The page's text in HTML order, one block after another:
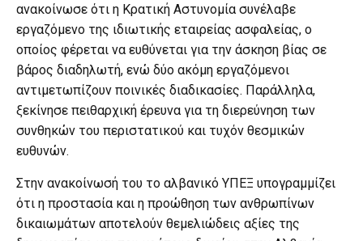
ανακοίνωσε ότι η Κρατική Αστυνομία συνέλαβε
εργαζόμενο της ιδιωτικής εταιρείας ασφαλείας, ο
οποίος φέρεται να ευθύνεται για την άσκηση βίας σε
βάρος διαδηλωτή, ενώ δύο ακόμη εργαζόμενοι
αντιμετωπίζουν ποινικές διαδικασίες. Παράλληλα,
ξεκίνησε πειθαρχική έρευνα για τη διερεύνηση των
συνθηκών του περιστατικού και τυχόν θεσμικών
ευθυνών.
Στην ανακοίνωσή του το αλβανικό ΥΠΕΞ υπογραμμίζει
ότι η προστασία και η προώθηση των ανθρωπίνων
δικαιωμάτων αποτελούν θεμελιώδεις αξίες της